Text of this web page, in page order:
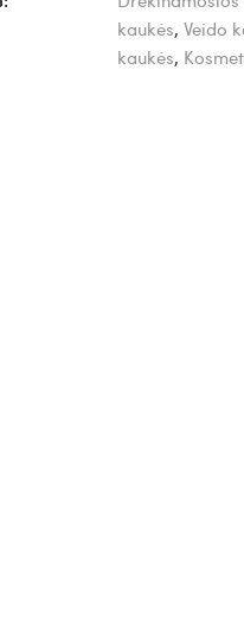
kaukės, Veido
kaukės,